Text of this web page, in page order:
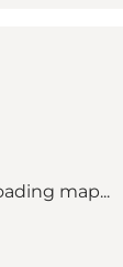
map...